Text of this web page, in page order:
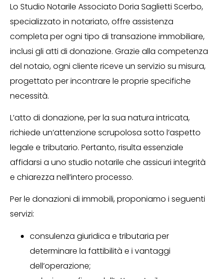
Lo Studio Notarile Associato Doria Saglietti Scerbo,
specializzato in notariato, offre assistenza
completa per ogni tipo di transazione immobiliare,
inclusi gli atti di donazione. Grazie alla competenza
del notaio, ogni cliente riceve un servizio su misura,
progettato per incontrare le proprie specifiche
necessità.
L’atto di donazione, per la sua natura intricata,
richiede un’attenzione scrupolosa sotto l’aspetto
legale e tributario. Pertanto, risulta essenziale
affidarsi a uno studio notarile che assicuri integrità
e chiarezza nell’intero processo.
Per le donazioni di immobili, proponiamo i seguenti
servizi:
consulenza giuridica e tributaria per
determinare la fattibilità e i vantaggi
dell’operazione;